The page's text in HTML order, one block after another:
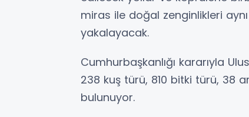
miras ile doğal zenginlikleri
yakalayacak.
Cumhurbaşkanlığı kararıyla
238 kuş türü, 810 bitki türü, 38
bulunuyor.